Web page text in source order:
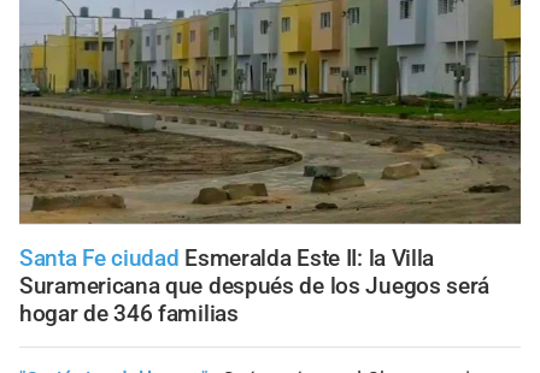
Santa Fe ciudad Esmeralda Este II: la Villa
Suramericana que después de los Juegos será
hogar de 346 familias